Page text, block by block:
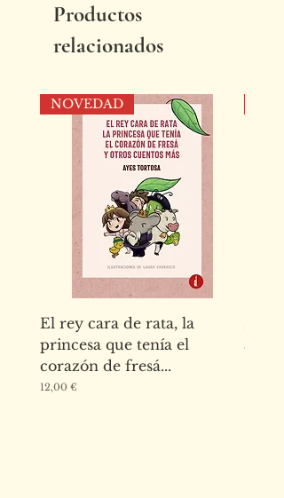
(texto) y Ramón Carlos Válor
(dibujos)
Adultos
Número de páginas: 248
Medidas: 190 x 250 mm
(RÚSTICA)
Productos
relacionados
NOVEDAD
El rey cara de rata, la
princesa que tenía el
corazón de fresá...
Precio
12,00 €
El